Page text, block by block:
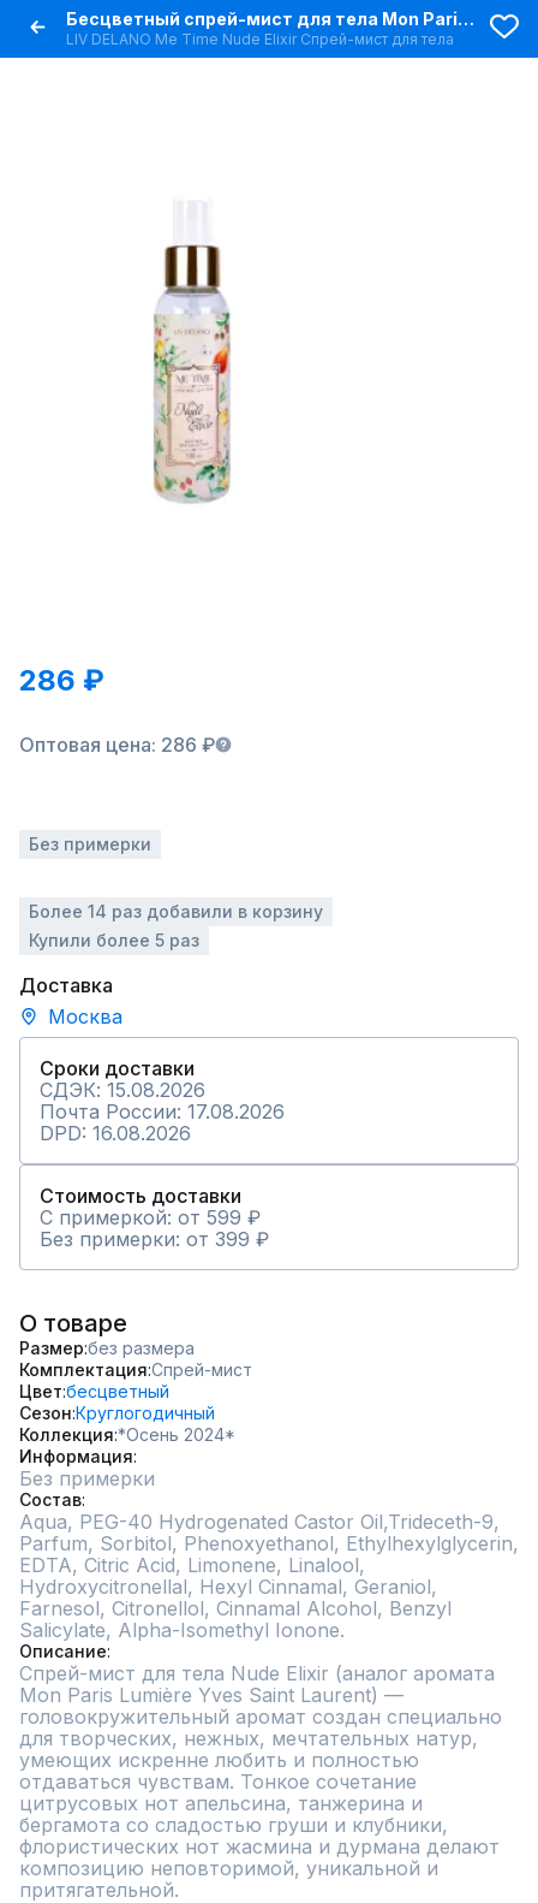
Бесцветный спрей-мист для тела Mon Paris Lumière с цитрусовыми нотами
LIV DELANO Me Time Nude Elixir Спрей-мист для тела
286 ₽
Оптовая цена: 286 ₽
Без примерки
Более 14 раз добавили в корзину
Купили более 5 раз
Доставка
Москва
Сроки доставки
СДЭК: 15.08.2026
Почта России: 17.08.2026
DPD: 16.08.2026
Стоимость доставки
С примеркой: от 599 ₽
Без примерки: от 399 ₽
О товаре
Размер без размера
Комплектация Спрей-мист
Цвет бесцветный
Сезон Круглогодичный
Коллекция *Осень 2024*
Информация
Без примерки
Состав
Aqua, PEG-40 Hydrogenated Castor Oil,Trideceth-9,
Parfum, Sorbitol, Phenoxyethanol, Ethylhexylglycerin,
EDTA, Citric Acid, Limonene, Linalool,
Hydroxycitronellal, Hexyl Cinnamal, Geraniol,
Farnesol, Citronellol, Cinnamal Alcohol, Benzyl
Salicylate, Alpha-Isomethyl Ionone.
Описание
Спрей-мист для тела Nude Elixir (аналог аромата
Mon Paris Lumière Yves Saint Laurent) —
головокружительный аромат создан специально
для творческих, нежных, мечтательных натур,
умеющих искренне любить и полностью
отдаваться чувствам. Тонкое сочетание
цитрусовых нот апельсина, танжерина и
бергамота со сладостью груши и клубники,
флористических нот жасмина и дурмана делают
композицию неповторимой, уникальной и
притягательной.